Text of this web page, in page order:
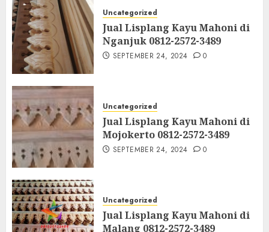
Uncategorized
Jual Lisplang Kayu Mahoni di
Nganjuk 0812-2572-3489
SEPTEMBER 24, 2024 0
Uncategorized
Jual Lisplang Kayu Mahoni di
Mojokerto 0812-2572-3489
SEPTEMBER 24, 2024 0
Uncategorized
Jual Lisplang Kayu Mahoni di
Malang 0812-2572-3489